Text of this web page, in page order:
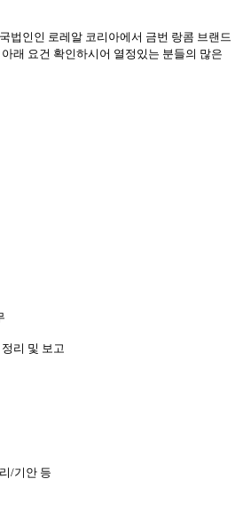
법인인 로레알 코리아에서 금번 랑콤 브랜드
래 요건 확인하시어 열정있는 분들의 많은
리 및 보고
/기안 등